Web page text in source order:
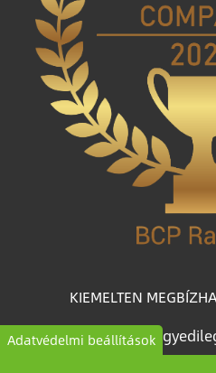
KIEMELTEN
A BCP Rating©
algoritmus, amely
Adatvédelmi beállítások